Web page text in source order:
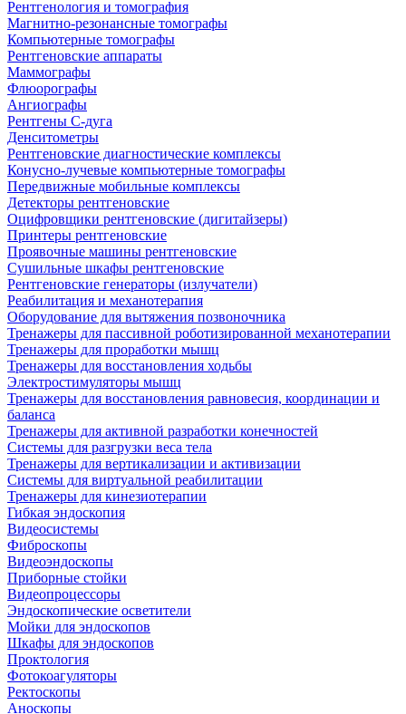
Рентгенология и томография
Магнитно-резонансные томографы
Компьютерные томографы
Рентгеновские аппараты
Маммографы
Флюорографы
Ангиографы
Рентгены С-дуга
Денситометры
Рентгеновские диагностические комплексы
Конусно-лучевые компьютерные томографы
Передвижные мобильные комплексы
Детекторы рентгеновские
Оцифровщики рентгеновские (дигитайзеры)
Принтеры рентгеновские
Проявочные машины рентгеновские
Сушильные шкафы рентгеновские
Рентгеновские генераторы (излучатели)
Реабилитация и механотерапия
Оборудование для вытяжения позвоночника
Тренажеры для пассивной роботизированной механотерапии
Тренажеры для проработки мышц
Тренажеры для восстановления ходьбы
Электростимуляторы мышц
Тренажеры для восстановления равновесия, координации и
баланса
Тренажеры для активной разработки конечностей
Системы для разгрузки веса тела
Тренажеры для вертикализации и активизации
Системы для виртуальной реабилитации
Тренажеры для кинезиотерапии
Гибкая эндоскопия
Видеосистемы
Фиброскопы
Видеоэндоскопы
Приборные стойки
Видеопроцессоры
Эндоскопические осветители
Мойки для эндоскопов
Шкафы для эндоскопов
Проктология
Фотокоагуляторы
Ректоскопы
Аноскопы